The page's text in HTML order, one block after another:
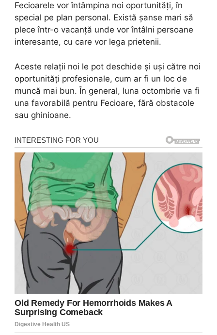
Fecioarele vor întâmpina noi oportunități, în
special pe plan personal. Există șanse mari să
plece într-o vacanță unde vor întâlni persoane
interesante, cu care vor lega prietenii.
Aceste relații noi le pot deschide și uși către noi
oportunități profesionale, cum ar fi un loc de
muncă mai bun. În general, luna octombrie va fi
una favorabilă pentru Fecioare, fără obstacole
sau ghinioane.